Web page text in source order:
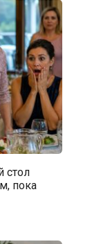
стол
пока